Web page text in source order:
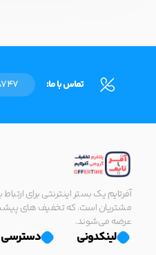
تماس با ما:
آفرتایم یک بستر اینترنتی برای
مشتریان است. که تخفیف های
عرضه می‌شوند.
لینکدونی